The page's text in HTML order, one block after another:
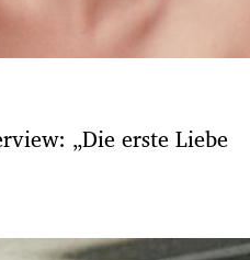
„Die erste Liebe